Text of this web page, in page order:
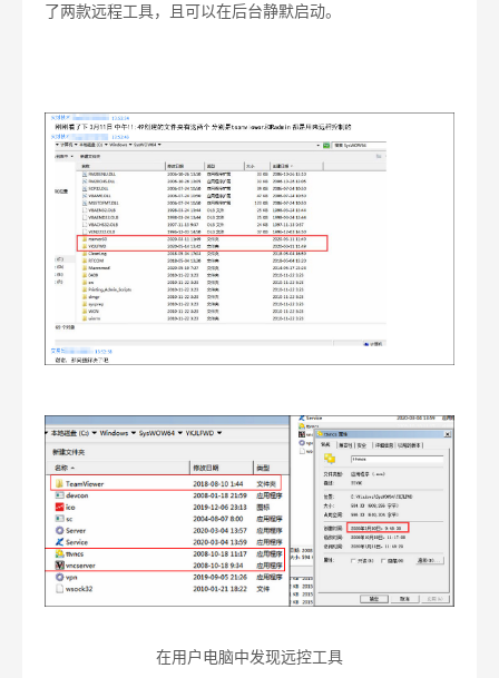
了两款远程工具，且可以在后台静默启动。
在用户电脑中发现远控工具